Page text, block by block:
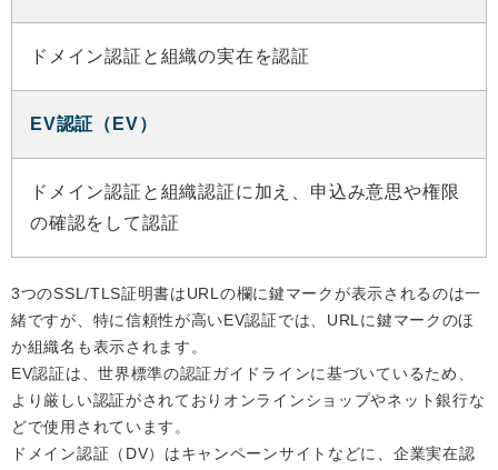
ドメイン認証と組織の実在を認証
EV認証（EV）
ドメイン認証と組織認証に加え、申込み意思や権限
の確認をして認証
3つのSSL/TLS証明書はURLの欄に鍵マークが表示されるのは一
緒ですが、特に信頼性が高いEV認証では、URLに鍵マークのほ
か組織名も表示されます。
EV認証は、世界標準の認証ガイドラインに基づいているため、
より厳しい認証がされておりオンラインショップやネット銀行な
どで使用されています。
ドメイン認証（DV）はキャンペーンサイトなどに、企業実在認